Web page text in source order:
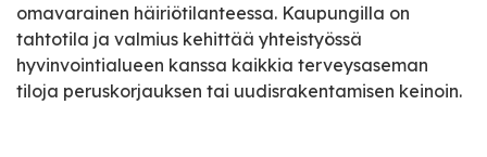
omavarainen häiriötilanteessa. Kaupungilla on
tahtotila ja valmius kehittää yhteistyössä
hyvinvointialueen kanssa kaikkia terveysaseman
tiloja peruskorjauksen tai uudisrakentamisen keinoin.